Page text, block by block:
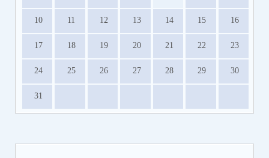
10 11 12 13 14 15 16
17 18 19 20 21 22 23
24 25 26 27 28 29 30
31